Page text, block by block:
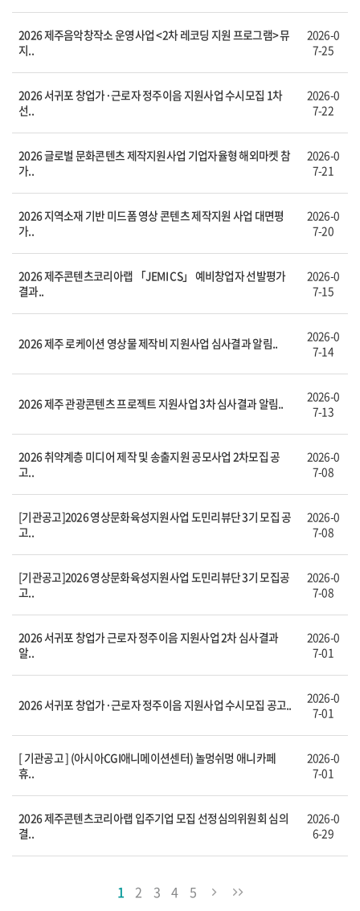
2026 제주음악창작소 운영사업 <2차 레코딩 지원 프로그램> 뮤
지..
2026-0
7-25
2026 서귀포 창업가·근로자 정주이음 지원사업 수시모집 1차
선..
2026-0
7-22
2026 글로벌 문화콘텐츠 제작지원사업 기업자율형 해외마켓 참
가..
2026-0
7-21
2026 지역소재 기반 미드폼 영상 콘텐츠 제작지원 사업 대면평
가..
2026-0
7-20
2026 제주콘텐츠코리아랩 「JEMI CS」 예비창업자 선발평가
결과..
2026-0
7-15
2026 제주 로케이션 영상물 제작비 지원사업 심사결과 알림..
2026-0
7-14
2026 제주 관광콘텐츠 프로젝트 지원사업 3차 심사결과 알림..
2026-0
7-13
2026 취약계층 미디어 제작 및 송출지원 공모사업 2차모집 공
고..
2026-0
7-08
[기관공고]2026 영상문화육성지원사업 도민리뷰단 3기 모집 공
고..
2026-0
7-08
[기관공고]2026 영상문화육성지원사업 도민리뷰단 3기 모집공
고..
2026-0
7-08
2026 서귀포 창업가 근로자 정주이음 지원사업 2차 심사결과
알..
2026-0
7-01
2026 서귀포 창업가·근로자 정주이음 지원사업 수시모집 공고..
2026-0
7-01
[ 기관공고 ] (아시아CGI애니메이션센터) 놀멍쉬멍 애니카페
휴..
2026-0
7-01
2026 제주콘텐츠코리아랩 입주기업 모집 선정심의위원회 심의
결..
2026-0
6-29
1 2 3 4 5